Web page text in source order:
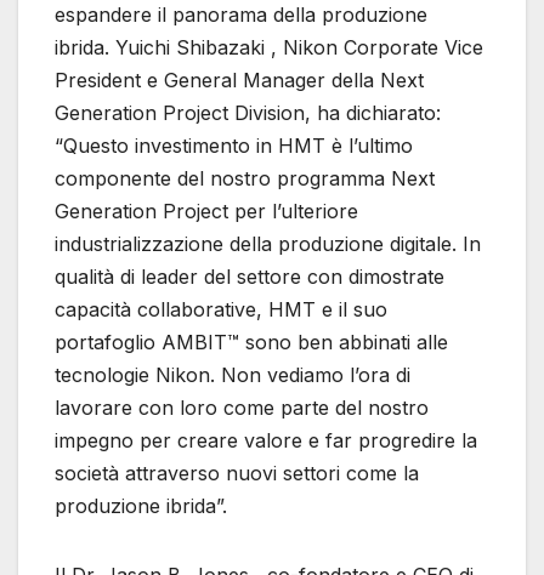
espandere il panorama della produzione
ibrida. Yuichi Shibazaki , Nikon Corporate Vice
President e General Manager della Next
Generation Project Division, ha dichiarato:
“Questo investimento in HMT è l’ultimo
componente del nostro programma Next
Generation Project per l’ulteriore
industrializzazione della produzione digitale. In
qualità di leader del settore con dimostrate
capacità collaborative, HMT e il suo
portafoglio AMBIT™ sono ben abbinati alle
tecnologie Nikon. Non vediamo l’ora di
lavorare con loro come parte del nostro
impegno per creare valore e far progredire la
società attraverso nuovi settori come la
produzione ibrida”.